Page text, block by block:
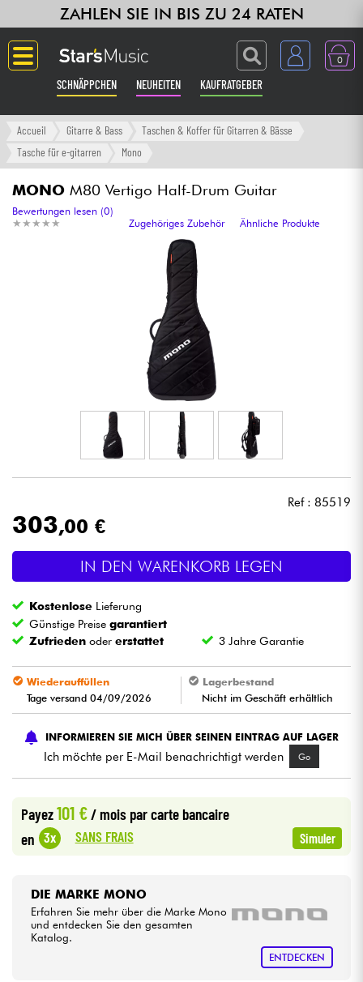
ZAHLEN SIE IN BIS ZU 24 RATEN
0
SCHNÄPPCHEN NEUHEITEN KAUFRATGEBER
Langue
Verstärker & Effekte
Licht
Blasinstrumente
Violinen & Quartett
Kabel & Zubehöre
HiFi
Sehen Sie sich unsere Marken an
Accueil Gitarre & Bass
Taschen & Koffer für Gitarren & Bässe
Tasche für e-gitarren
Mono
MONO M80 Vertigo Half-Drum Guitar
★ ★ ★ ★ ★
★ ★ ★ ★ ★
Bewertungen lesen (0)
Zugehöriges Zubehör
Ähnliche Produkte
Ref : 85519
303,00 €
IN DEN WARENKORB LEGEN
Kostenlose Lieferung
Günstige Preisegarantiert
Zufrieden odererstattet 3 Jahre Garantie
Wiederauffüllen
Tage versand 04/09/2026
Lagerbestand
Nicht im Geschäft erhältlich
INFORMIEREN SIE MICH ÜBER SEINEN EINTRAG AUF LAGER
Ich möchte per E-Mail benachrichtigt werden Go
Payez101 € / mois par carte bancaire
en 3x SANS FRAIS Simuler
DIE MARKE MONO
Erfahren Sie mehr über die Marke Mono
und entdecken Sie den gesamten
Katalog.
ENTDECKEN